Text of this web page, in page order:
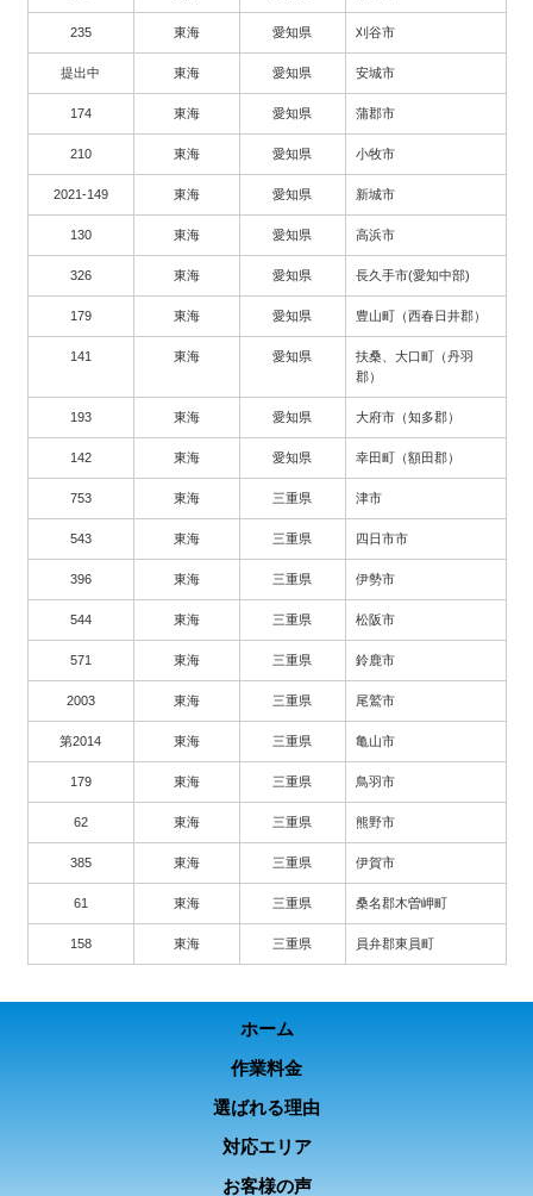
235 東海 愛知県 刈谷市
提出中 東海 愛知県 安城市
174 東海 愛知県 蒲郡市
210 東海 愛知県 小牧市
2021-149 東海 愛知県 新城市
130 東海 愛知県 高浜市
326 東海 愛知県 長久手市(愛知中部)
179 東海 愛知県 豊山町（西春日井郡）
141 東海 愛知県
扶桑、大口町（丹羽
郡）
193 東海 愛知県 大府市（知多郡）
142 東海 愛知県 幸田町（額田郡）
753 東海 三重県 津市
543 東海 三重県 四日市市
396 東海 三重県 伊勢市
544 東海 三重県 松阪市
571 東海 三重県 鈴鹿市
2003 東海 三重県 尾鷲市
第2014 東海 三重県 亀山市
179 東海 三重県 鳥羽市
62 東海 三重県 熊野市
385 東海 三重県 伊賀市
61 東海 三重県 桑名郡木曽岬町
158 東海 三重県 員弁郡東員町
ホーム
作業料金
選ばれる理由
対応エリア
お客様の声